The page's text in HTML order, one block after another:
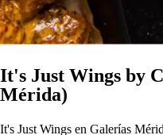
It's Just Wings by
Mérida)
It's Just Wings en Galerías